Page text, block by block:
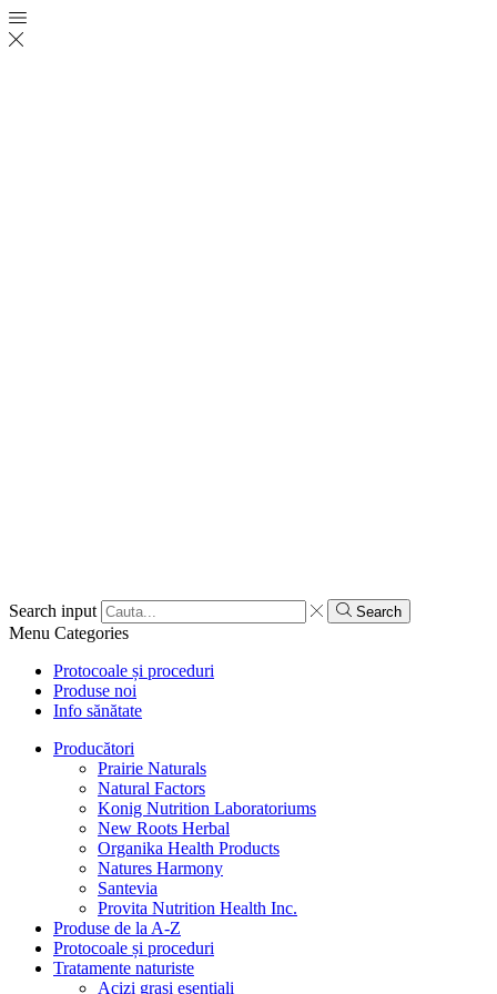
Search input Search
Menu Categories
Protocoale și proceduri
Produse noi
Info sănătate
Producători
Prairie Naturals
Natural Factors
Konig Nutrition Laboratoriums
New Roots Herbal
Organika Health Products
Natures Harmony
Santevia
Provita Nutrition Health Inc.
Produse de la A-Z
Protocoale și proceduri
Tratamente naturiste
Acizi grași esențiali